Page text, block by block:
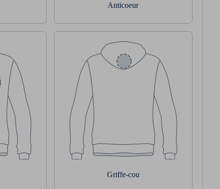
Anticoeur
Griffe-cou